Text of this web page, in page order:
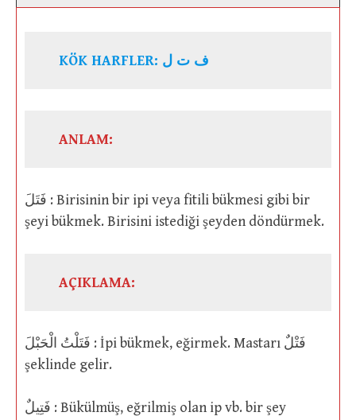
KÖK HARFLER: ف ت ل
ANLAM:
فَتَلَ : Birisinin bir ipi veya fitili bükmesi gibi bir
şeyi bükmek. Birisini istediği şeyden döndürmek.
AÇIKLAMA:
فَتَلْتُ الْحَبْلَ : İpi bükmek, eğirmek. Mastarı فَتْلٌ
şeklinde gelir.
فَتِيلٌ : Bükülmüş, eğrilmiş olan ip vb. bir şey